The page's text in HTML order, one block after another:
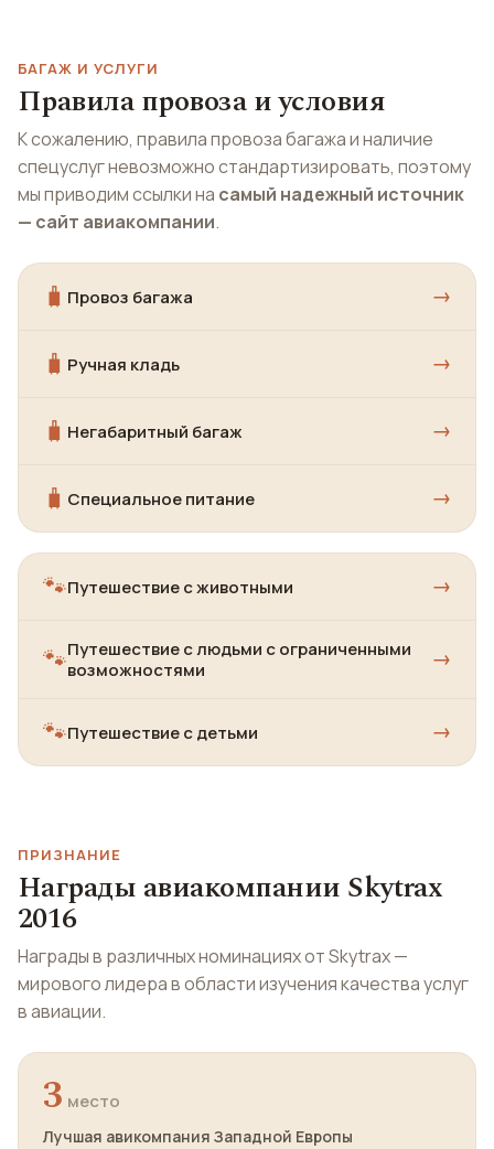
БАГАЖ И УСЛУГИ
Правила провоза и условия
К сожалению, правила провоза багажа и наличие
спецуслуг невозможно стандартизировать, поэтому
мы приводим ссылки на самый надежный источник
— сайт авиакомпании.
🧳 Провоз багажа →
🧳 Ручная кладь →
🧳 Негабаритный багаж →
🧳 Специальное питание →
🐾Путешествие с животными →
🐾Путешествие с людьми с ограниченными
возможностями
→
🐾Путешествие с детьми →
ПРИЗНАНИЕ
Награды авиакомпании Skytrax
2016
Награды в различных номинациях от Skytrax —
мирового лидера в области изучения качества услуг
в авиации.
3 место
Лучшая авикомпания Западной Европы